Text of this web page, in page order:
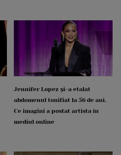
Jennifer Lopez și-a etalat
abdomenul tonifiat la 56 de ani.
Ce imagini a postat artista în
mediul online